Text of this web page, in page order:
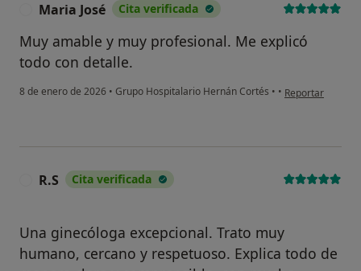
Maria José Cita verificada
Muy amable y muy profesional. Me explicó
todo con detalle.
8 de enero de 2026 • Grupo Hospitalario Hernán Cortés • • en opinión del
Reportar
R.S Cita verificada
Una ginecóloga excepcional. Trato muy
humano, cercano y respetuoso. Explica todo de